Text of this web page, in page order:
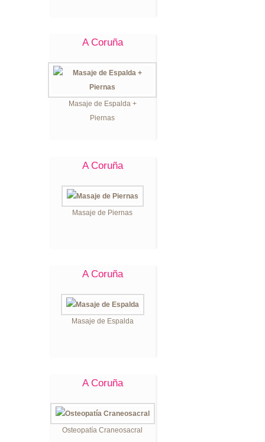
A Coruña
Masaje de Espalda +
Piernas
A Coruña
Masaje de Piernas
A Coruña
Masaje de Espalda
A Coruña
Osteopatía Craneosacral